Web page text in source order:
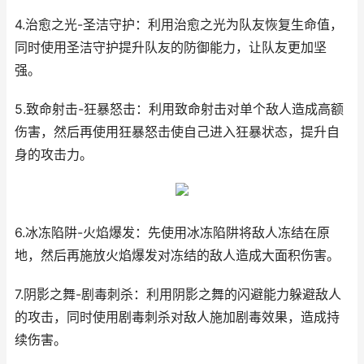
4.治愈之光-圣洁守护：利用治愈之光为队友恢复生命值，
同时使用圣洁守护提升队友的防御能力，让队友更加坚
强。
5.致命射击-狂暴怒击：利用致命射击对单个敌人造成高额
伤害，然后再使用狂暴怒击使自己进入狂暴状态，提升自
身的攻击力。
6.冰冻陷阱-火焰爆发：先使用冰冻陷阱将敌人冻结在原
地，然后再施放火焰爆发对冻结的敌人造成大面积伤害。
7.阴影之舞-剧毒刺杀：利用阴影之舞的闪避能力躲避敌人
的攻击，同时使用剧毒刺杀对敌人施加剧毒效果，造成持
续伤害。